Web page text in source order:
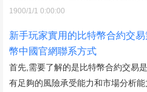
1900/1/1 0:00:00
新手玩家實用的比特幣合約交
幣中國官網聯系方式
首先,需要了解的是比特幣合約交易
有足夠的風險承受能力和市場分析能